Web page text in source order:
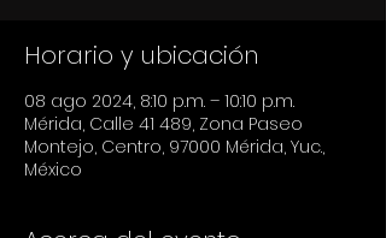
Horario y ubicación
08 ago 2024, 8:10 p.m. – 10:10 p.m.
Mérida, Calle 41 489, Zona Paseo
Montejo, Centro, 97000 Mérida, Yuc.,
México